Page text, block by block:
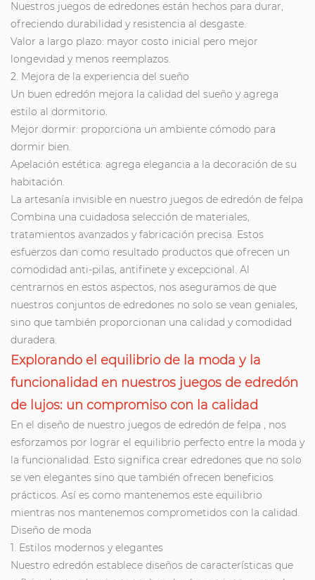
Nuestros juegos de edredones están hechos para durar,
ofreciendo durabilidad y resistencia al desgaste.
Valor a largo plazo: mayor costo inicial pero mejor
longevidad y menos reemplazos.
2. Mejora de la experiencia del sueño
Un buen edredón mejora la calidad del sueño y agrega
estilo al dormitorio.
Mejor dormir: proporciona un ambiente cómodo para
dormir bien.
Apelación estética: agrega elegancia a la decoración de su
habitación.
La artesanía invisible en nuestro juegos de edredón de felpa
Combina una cuidadosa selección de materiales,
tratamientos avanzados y fabricación precisa. Estos
esfuerzos dan como resultado productos que ofrecen un
comodidad anti-pilas, antifinete y excepcional. Al
centrarnos en estos aspectos, nos aseguramos de que
nuestros conjuntos de edredones no solo se vean geniales,
sino que también proporcionan una calidad y comodidad
duradera.
Explorando el equilibrio de la moda y la
funcionalidad en nuestros juegos de edredón
de lujos: un compromiso con la calidad
En el diseño de nuestro juegos de edredón de felpa , nos
esforzamos por lograr el equilibrio perfecto entre la moda y
la funcionalidad. Esto significa crear edredones que no solo
se ven elegantes sino que también ofrecen beneficios
prácticos. Así es como mantenemos este equilibrio
mientras nos mantenemos comprometidos con la calidad.
Diseño de moda
1. Estilos modernos y elegantes
Nuestro edredón establece diseños de características que